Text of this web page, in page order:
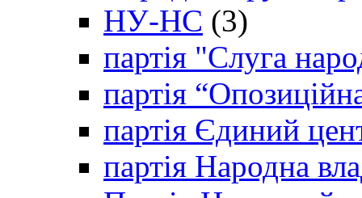
НУ-НС (3)
партія "Слуга
партія
партія Єдиний
партія Народна